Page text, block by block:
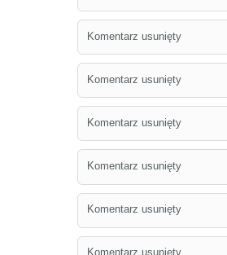
Komentarz usunięty
Komentarz usunięty
Komentarz usunięty
Komentarz usunięty
Komentarz usunięty
Komentarz usunięty